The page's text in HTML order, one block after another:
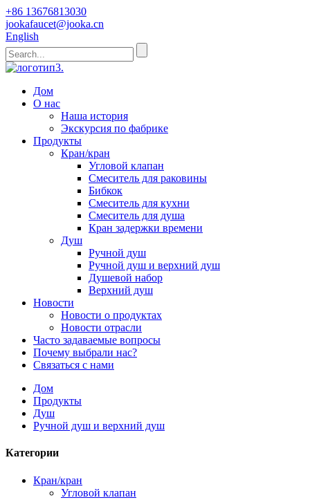
+86 13676813030
jookafaucet@jooka.cn
English
Дом
О нас
Наша история
Экскурсия по фабрике
Продукты
Кран/кран
Угловой клапан
Смеситель для раковины
Бибкок
Смеситель для кухни
Смеситель для душа
Кран задержки времени
Душ
Ручной душ
Ручной душ и верхний душ
Душевой набор
Верхний душ
Новости
Новости о продуктах
Новости отрасли
Часто задаваемые вопросы
Почему выбрали нас?
Связаться с нами
Дом
Продукты
Душ
Ручной душ и верхний душ
Категории
Кран/кран
Угловой клапан